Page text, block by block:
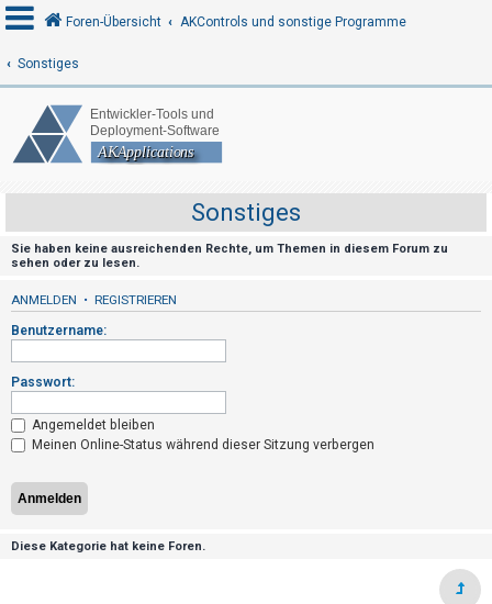
n
m
e
d
e
n
R
e
g
i
s
t
i
Foren-Übersicht AKControls und sonstige Programme
Sonstiges
Sonstiges
Sie haben keine ausreichenden Rechte, um Themen in diesem Forum zu
sehen oder zu lesen.
ANMELDEN • REGISTRIEREN
Benutzername:
Passwort:
Angemeldet bleiben
Meinen Online-Status während dieser Sitzung verbergen
Diese Kategorie hat keine Foren.